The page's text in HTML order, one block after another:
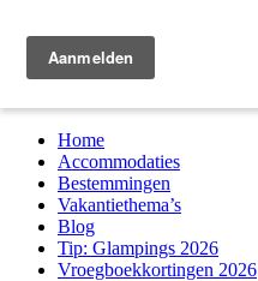
Home
Accommodaties
Bestemmingen
Vakantiethema’s
Blog
Tip: Glampings 2026
Vroegboekkortingen 2026